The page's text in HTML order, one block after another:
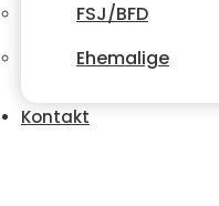
FSJ/BFD
Ehemalige
Kontakt